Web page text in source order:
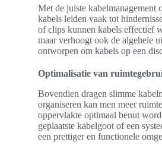
Met de juiste kabelmanagement
kabels leiden vaak tot
of clips kunnen kabels effectief
maar verhoogt ook de algehele
ontworpen om kabels op een
Optimalisatie van
Bovendien dragen slimme
organiseren kan men meer
oppervlakte optimaal benut
geplaatste kabelgoot of een
een prettiger en functionele